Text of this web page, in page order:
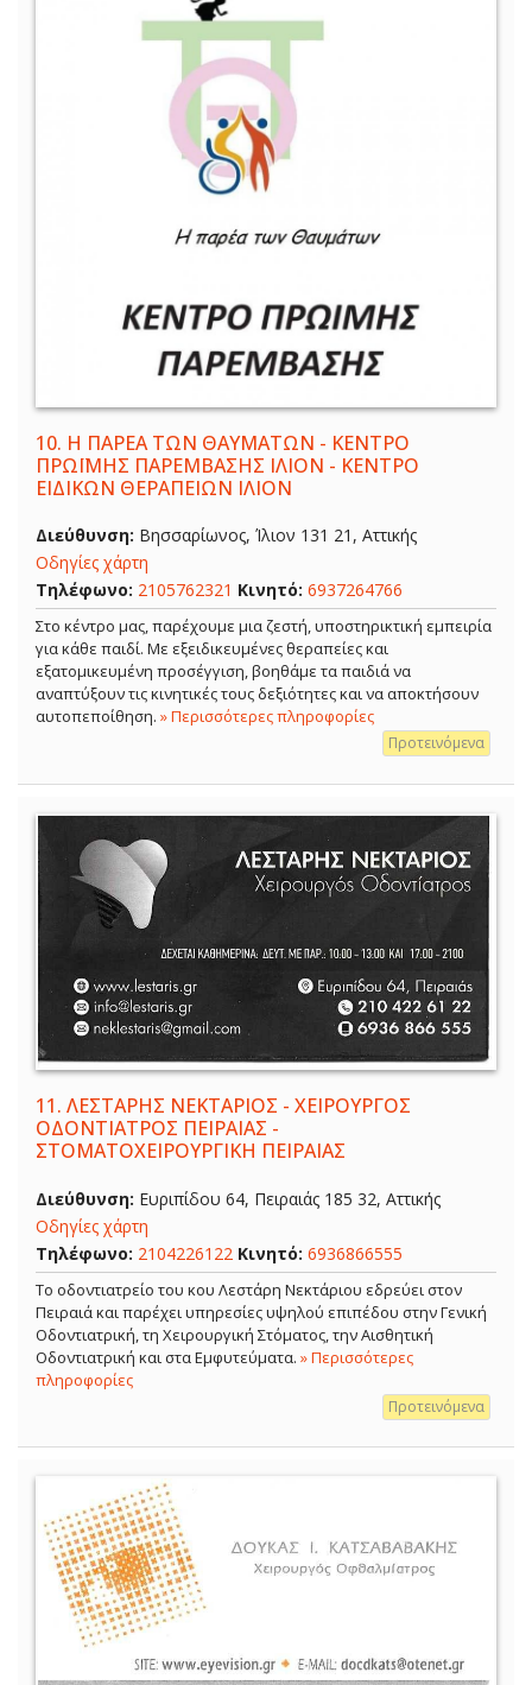
10. Η ΠΑΡΕΑ ΤΩΝ ΘΑΥΜΑΤΩΝ - ΚΕΝΤΡΟ
ΠΡΩΪΜΗΣ ΠΑΡΕΜΒΑΣΗΣ ΙΛΙΟΝ - ΚΕΝΤΡΟ
ΕΙΔΙΚΩΝ ΘΕΡΑΠΕΙΩΝ ΙΛΙΟΝ
Διεύθυνση: Βησσαρίωνος, Ίλιον 131 21, Αττικής
Οδηγίες χάρτη
Τηλέφωνο: 2105762321 Κινητό: 6937264766
Στο κέντρο μας, παρέχουμε μια ζεστή, υποστηρικτική εμπειρία
για κάθε παιδί. Με εξειδικευμένες θεραπείες και
εξατομικευμένη προσέγγιση, βοηθάμε τα παιδιά να
αναπτύξουν τις κινητικές τους δεξιότητες και να αποκτήσουν
αυτοπεποίθηση. » Περισσότερες πληροφορίες
Προτεινόμενα
11. ΛΕΣΤΑΡΗΣ ΝΕΚΤΑΡΙΟΣ - ΧΕΙΡΟΥΡΓΟΣ
ΟΔΟΝΤΙΑΤΡΟΣ ΠΕΙΡΑΙΑΣ -
ΣΤΟΜΑΤΟΧΕΙΡΟΥΡΓΙΚΗ ΠΕΙΡΑΙΑΣ
Διεύθυνση: Ευριπίδου 64, Πειραιάς 185 32, Αττικής
Οδηγίες χάρτη
Τηλέφωνο: 2104226122 Κινητό: 6936866555
Το οδοντιατρείο του κου Λεστάρη Νεκτάριου εδρεύει στον
Πειραιά και παρέχει υπηρεσίες υψηλού επιπέδου στην Γενική
Οδοντιατρική, τη Χειρουργική Στόματος, την Αισθητική
Οδοντιατρική και στα Εμφυτεύματα. » Περισσότερες
πληροφορίες
Προτεινόμενα